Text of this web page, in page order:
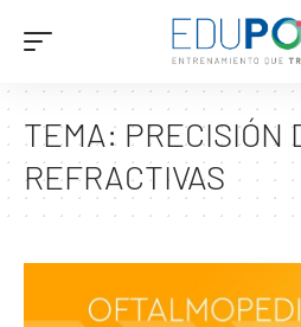
TEMA: PRECISIÓN
REFRACTIVAS